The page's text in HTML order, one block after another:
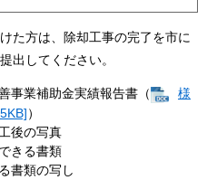
た方は、除却工事の完了を市に
出してください。
事業補助金実績報告書（
様
）
後の写真
きる書類
書類の写し